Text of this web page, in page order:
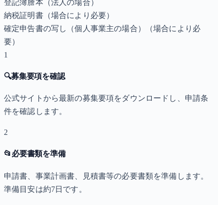
登記簿謄本（法人の場合）
納税証明書（場合により必要）
確定申告書の写し（個人事業主の場合）
（場合により必
要）
1
🔍募集要項を確認
公式サイトから最新の募集要項をダウンロードし、申請条
件を確認します。
2
📂 必要書類を準備
申請書、事業計画書、見積書等の必要書類を準備します。
準備目安は約7日です。